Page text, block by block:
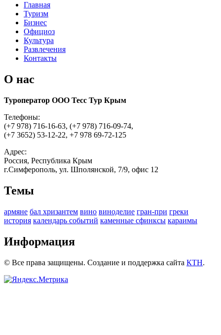
Главная
Туризм
Бизнес
Официоз
Культура
Развлечения
Контакты
О нас
Туроператор ООО Тесс Тур Крым
Телефоны:
(+7 978) 716-16-63, (+7 978) 716-09-74,
(+7 3652) 53-12-22, +7 978 69-72-125
Адрес:
Россия, Республика Крым
г.Симферополь, ул. Шполянской, 7/9, офис 12
Темы
армяне бал хризантем вино виноделие гран-при греки
история календарь событий каменные сфинксы караимы
Информация
© Все права защищены. Создание и поддержка сайта КТН.